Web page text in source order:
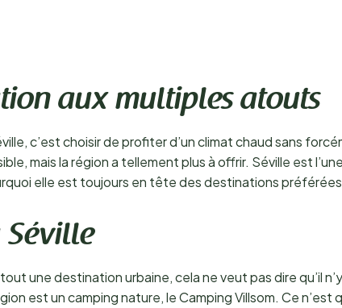
aux multiples atouts
c’est choisir de profiter d’un climat chaud sans
mais la région a tellement plus à offrir. Séville est
elle est toujours en tête des destinations
Séville
une destination urbaine, cela ne veut pas dire qu’il
est un camping nature, le Camping Villsom. Ce